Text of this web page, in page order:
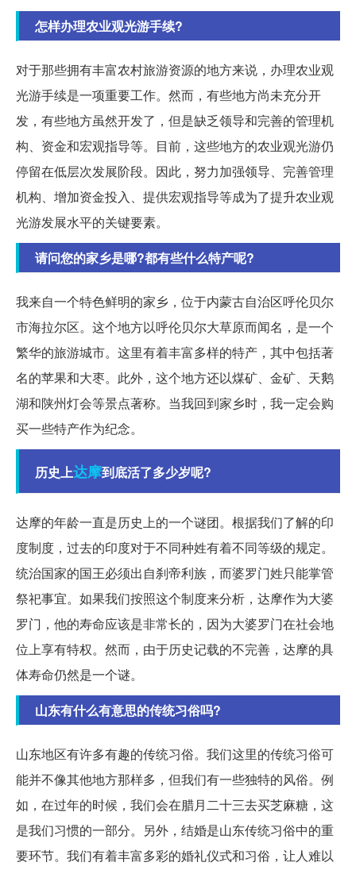
怎样办理农业观光游手续?
对于那些拥有丰富农村旅游资源的地方来说，办理农业观
光游手续是一项重要工作。然而，有些地方尚未充分开
发，有些地方虽然开发了，但是缺乏领导和完善的管理机
构、资金和宏观指导等。目前，这些地方的农业观光游仍
停留在低层次发展阶段。因此，努力加强领导、完善管理
机构、增加资金投入、提供宏观指导等成为了提升农业观
光游发展水平的关键要素。
请问您的家乡是哪?都有些什么特产呢?
我来自一个特色鲜明的家乡，位于内蒙古自治区呼伦贝尔
市海拉尔区。这个地方以呼伦贝尔大草原而闻名，是一个
繁华的旅游城市。这里有着丰富多样的特产，其中包括著
名的苹果和大枣。此外，这个地方还以煤矿、金矿、天鹅
湖和陕州灯会等景点著称。当我回到家乡时，我一定会购
买一些特产作为纪念。
历史上达摩到底活了多少岁呢?
达摩的年龄一直是历史上的一个谜团。根据我们了解的印
度制度，过去的印度对于不同种姓有着不同等级的规定。
统治国家的国王必须出自刹帝利族，而婆罗门姓只能掌管
祭祀事宜。如果我们按照这个制度来分析，达摩作为大婆
罗门，他的寿命应该是非常长的，因为大婆罗门在社会地
位上享有特权。然而，由于历史记载的不完善，达摩的具
体寿命仍然是一个谜。
山东有什么有意思的传统习俗吗?
山东地区有许多有趣的传统习俗。我们这里的传统习俗可
能并不像其他地方那样多，但我们有一些独特的风俗。例
如，在过年的时候，我们会在腊月二十三去买芝麻糖，这
是我们习惯的一部分。另外，结婚是山东传统习俗中的重
要环节。我们有着丰富多彩的婚礼仪式和习俗，让人难以